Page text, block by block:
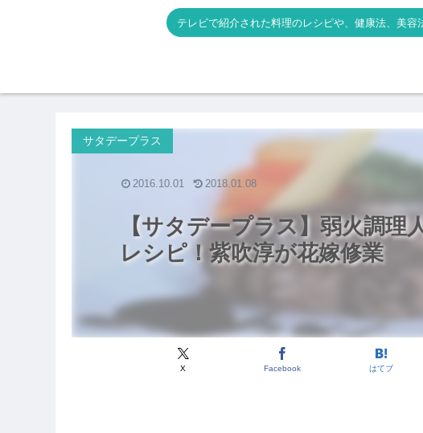
テレビで紹介された料理のレシピや、健康法、美
【サタデープラス】弱火調理
レシピ！紫吹淳が花嫁修業
サタデープラス
X Facebook はてブ
2016.10.01 2018.01.08